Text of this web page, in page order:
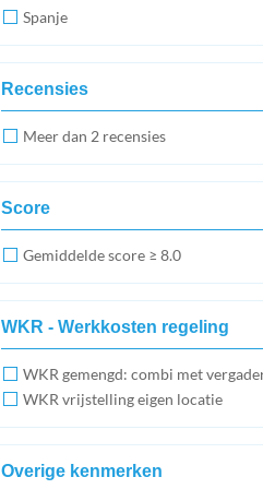
Spanje
Recensies
Meer dan 2 recensies
Score
Gemiddelde score ≥ 8.0
WKR - Werkkosten regeling
WKR gemengd: combi met
WKR vrijstelling eigen locatie
Overige kenmerken